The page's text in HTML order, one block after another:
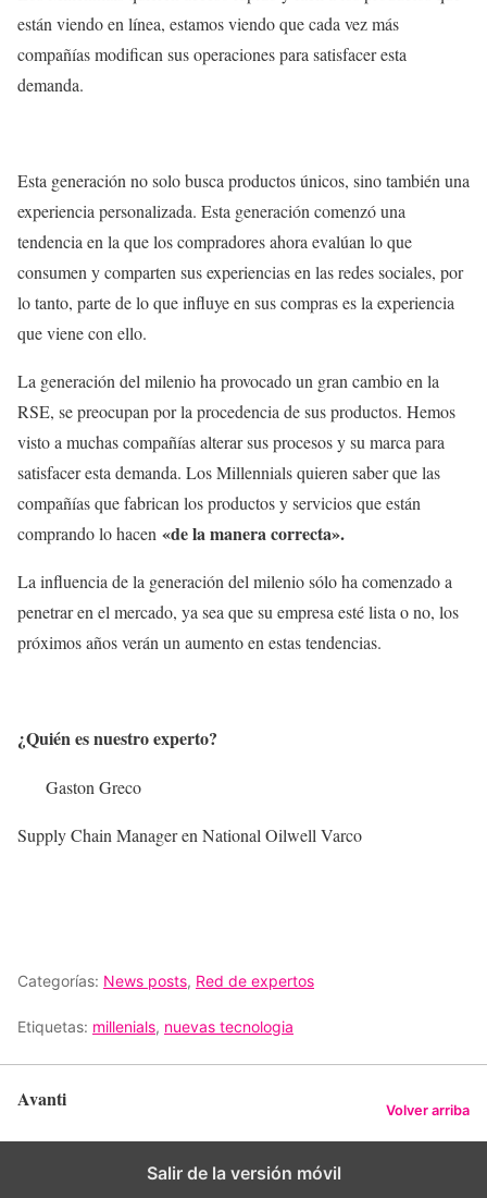
están viendo en línea, estamos viendo que cada vez más
compañías modifican sus operaciones para satisfacer esta
demanda.
Esta generación no solo busca productos únicos, sino también una
experiencia personalizada. Esta generación comenzó una
tendencia en la que los compradores ahora evalúan lo que
consumen y comparten sus experiencias en las redes sociales, por
lo tanto, parte de lo que influye en sus compras es la experiencia
que viene con ello.
La generación del milenio ha provocado un gran cambio en la
RSE, se preocupan por la procedencia de sus productos. Hemos
visto a muchas compañías alterar sus procesos y su marca para
satisfacer esta demanda. Los Millennials quieren saber que las
compañías que fabrican los productos y servicios que están
comprando lo hacen «de la manera correcta».
La influencia de la generación del milenio sólo ha comenzado a
penetrar en el mercado, ya sea que su empresa esté lista o no, los
próximos años verán un aumento en estas tendencias.
¿Quién es nuestro experto?
Gaston Greco
Supply Chain Manager en National Oilwell Varco
Categorías: News posts, Red de expertos
Etiquetas: millenials, nuevas tecnologia
Avanti Volver arriba
Salir de la versión móvil